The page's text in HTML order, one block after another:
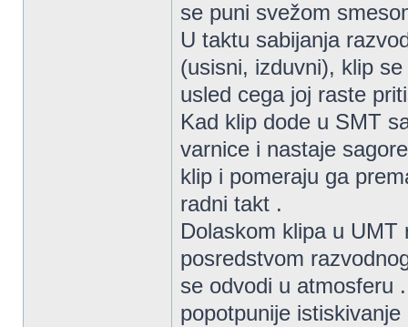
se puni svežom
U taktu sabijanja
(usisni, izduvni), klip
usled cega joj raste
Kad klip dode u SMT
varnice i nastaje
klip i pomeraju ga
radni takt .
Dolaskom klipa u UMT
posredstvom
se odvodi u atmosferu
popotpunije